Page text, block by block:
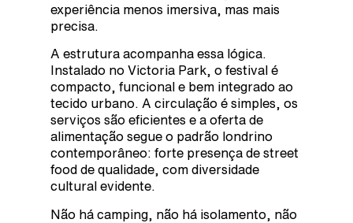
experiência menos imersiva, mas mais
precisa.
A estrutura acompanha essa lógica.
Instalado no Victoria Park, o festival é
compacto, funcional e bem integrado ao
tecido urbano. A circulação é simples, os
serviços são eficientes e a oferta de
alimentação segue o padrão londrino
contemporâneo: forte presença de street
food de qualidade, com diversidade
cultural evidente.
Não há camping, não há isolamento, não